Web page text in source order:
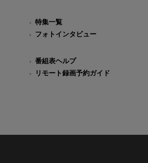
特集一覧
フォトインタビュー
番組表ヘルプ
リモート録画予約ガイド